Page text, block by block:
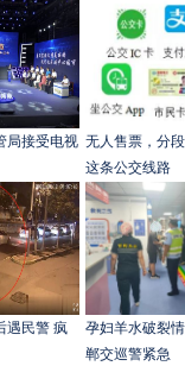
局接受电视 无人售票，分
这条公交线路
遇民警 疯
孕妇羊水破裂
郸交巡警紧急